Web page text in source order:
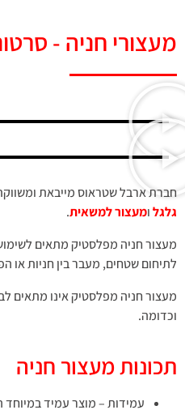
מעצורי חניה -
חברת ארבל שטראוס מייבאת
גלגלומעצור למשאית.
מעצור חניה מפלסטיק מתאים
לתיחום שטחים, מעבר בין חניות או
מעצור חניה מפלסטיק אינו מתאים
וכדומה.
תכונות מעצור חניה
עמידות – מוצר עמיד